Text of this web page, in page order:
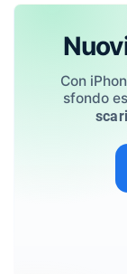
Con
sfondo